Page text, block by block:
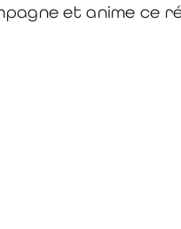
et anime